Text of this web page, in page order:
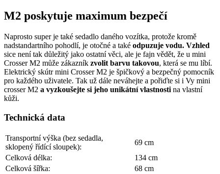
M2 poskytuje maximum bezpečí
Naprosto super je také sedadlo daného vozítka, protože kromě
nadstandartního pohodlí, je otočné a také odpuzuje vodu. Vzhled
sice není tak důležitý jako ostatní věci, ale je fajn vědět, že u mini
Crosser M2 může zákazník zvolit barvu takovou, která se mu líbí.
Elektrický skútr mini Crosser M2 je špičkový a bezpečný pomocník
pro každého uživatele. Tak už dále neváhejte a pořiďte si i Vy mini
crosser M2 a vyzkoušejte si jeho unikátní vlastnosti na vlastní
kůži.
Technická data
Transportní výška (bez sedadla,
sklopený řídící sloupek):
69 cm
Celková délka:
134 cm
Celková šířka:
68 cm